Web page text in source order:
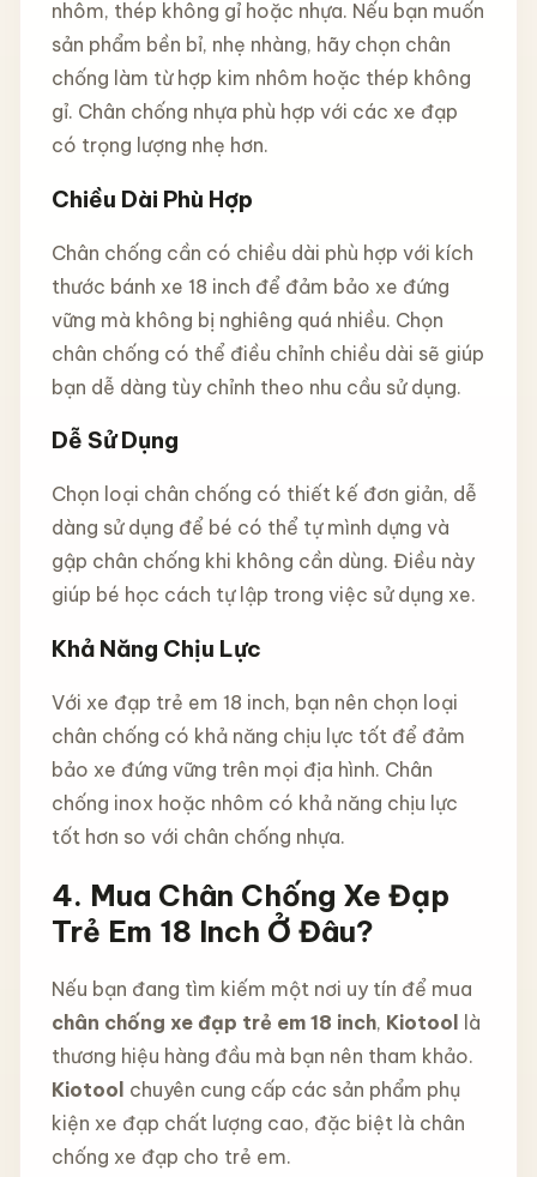
nhôm, thép không gỉ hoặc nhựa. Nếu bạn muốn
sản phẩm bền bỉ, nhẹ nhàng, hãy chọn chân
chống làm từ hợp kim nhôm hoặc thép không
gỉ. Chân chống nhựa phù hợp với các xe đạp
có trọng lượng nhẹ hơn.
Chiều Dài Phù Hợp
Chân chống cần có chiều dài phù hợp với kích
thước bánh xe 18 inch để đảm bảo xe đứng
vững mà không bị nghiêng quá nhiều. Chọn
chân chống có thể điều chỉnh chiều dài sẽ giúp
bạn dễ dàng tùy chỉnh theo nhu cầu sử dụng.
Dễ Sử Dụng
Chọn loại chân chống có thiết kế đơn giản, dễ
dàng sử dụng để bé có thể tự mình dựng và
gập chân chống khi không cần dùng. Điều này
giúp bé học cách tự lập trong việc sử dụng xe.
Khả Năng Chịu Lực
Với xe đạp trẻ em 18 inch, bạn nên chọn loại
chân chống có khả năng chịu lực tốt để đảm
bảo xe đứng vững trên mọi địa hình. Chân
chống inox hoặc nhôm có khả năng chịu lực
tốt hơn so với chân chống nhựa.
4. Mua Chân Chống Xe Đạp
Trẻ Em 18 Inch Ở Đâu?
Nếu bạn đang tìm kiếm một nơi uy tín để mua
chân chống xe đạp trẻ em 18 inch, Kiotool
là
thương hiệu hàng đầu mà bạn nên tham khảo.
Kiotool chuyên cung cấp các sản phẩm phụ
kiện xe đạp chất lượng cao, đặc biệt là chân
chống xe đạp cho trẻ em.